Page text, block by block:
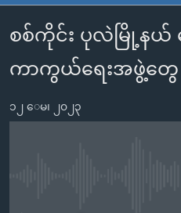
Link
များ
ပင်မ
သို့
ကမ္ဘာ့သတင်းများ
နိုင်ငံတကာ
အမေရိကန်
အစ္စရေး-ပါလက်စတိုင်း
ဗွီဒီယို
သတင်းလွတ်လပ်ခွင့်
ရပ်ဝန်းတခု လမ်းတခု အလွန်
အင်္ဂလိပ်စာလေ့လာမယ်
စစ်ကိုင်း ပုလဲမြို့နယ်
ကာကွယ်ရေးအဖွဲ့တွ
၁၂ ေမ၊ ၂၀၂၃